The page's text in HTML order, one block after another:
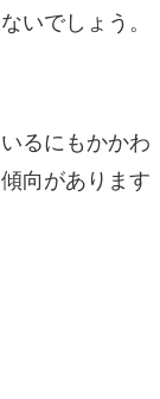
いでしょう。
るにもかかわ
向があります